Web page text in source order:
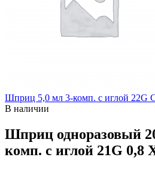
Шприц 5,0 мл 3-комп. с иглой
В наличии
Шприц одноразовый
комп. с иглой 21G 0,8